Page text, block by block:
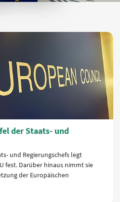
der Staats- und
und Regierungschefs legt
fest. Darüber hinaus nimmt sie
der Europäischen